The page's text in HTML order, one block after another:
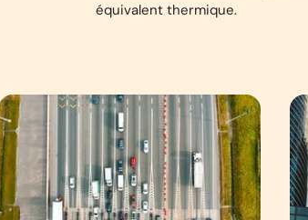
équivalent thermique.